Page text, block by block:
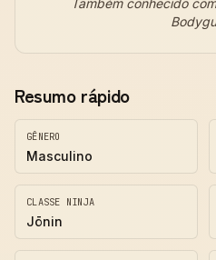
Também conhecido
Resumo rápido
GÊNERO
Masculino
CLASSE NINJA
Jōnin